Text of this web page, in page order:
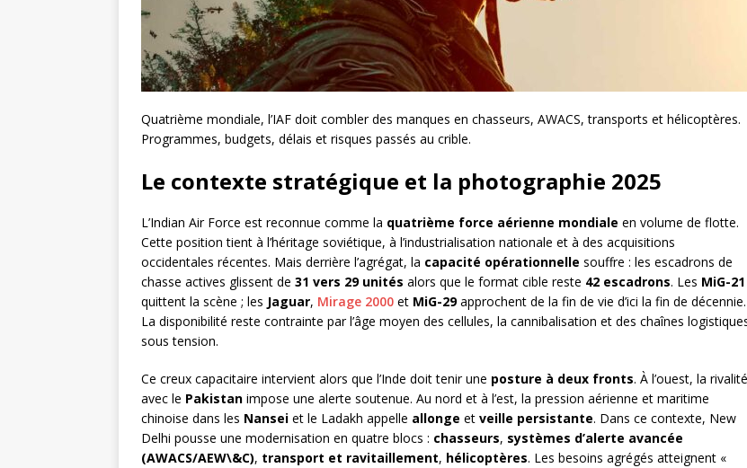
Quatrième mondiale, l’IAF doit combler des manques en chasseurs, AWACS, transports et hélicoptères.
Programmes, budgets, délais et risques passés au crible.
Le contexte stratégique et la photographie 2025
L’Indian Air Force est reconnue comme la quatrième force aérienne mondiale en volume de flotte.
Cette position tient à l’héritage soviétique, à l’industrialisation nationale et à des acquisitions
occidentales récentes. Mais derrière l’agrégat, la capacité opérationnelle souffre : les escadrons de
chasse actives glissent de 31 vers 29 unités alors que le format cible reste 42 escadrons. Les MiG-21
quittent la scène ; les Jaguar, Mirage 2000 et MiG-29approchent de la fin de vie d’ici la fin de décennie.
La disponibilité reste contrainte par l’âge moyen des cellules, la cannibalisation et des chaînes
sous tension.
Ce creux capacitaire intervient alors que l’Inde doit tenir une posture à deux fronts. À l’ouest, la rivalité
avec le Pakistan impose une alerte soutenue. Au nord et à l’est, la pression aérienne et maritime
chinoise dans les Nansei et le Ladakh appelle allonge et veille persistante. Dans ce contexte, New
Delhi pousse une modernisation en quatre blocs : chasseurs, systèmes d’alerte avancée
(AWACS/AEW\&C), transport et ravitaillement, hélicoptères. Les besoins agrégés atteignent «